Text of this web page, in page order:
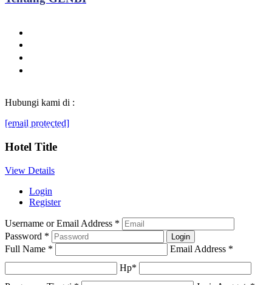
Hubungi kami di :
[email protected]
© Generasibaruindonesia.com 2022. All rights reserved.
Hotel Title
View Details
Login
Register
Username or Email Address *
Password *
Full Name * Email Address *
Hp*